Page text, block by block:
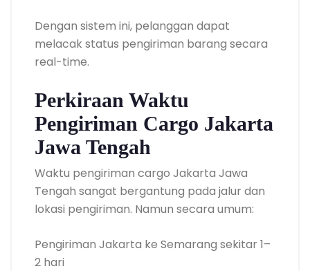
Dengan sistem ini, pelanggan dapat
melacak status pengiriman barang secara
real-time.
Perkiraan Waktu
Pengiriman Cargo Jakarta
Jawa Tengah
Waktu pengiriman cargo Jakarta Jawa
Tengah sangat bergantung pada jalur dan
lokasi pengiriman. Namun secara umum:
Pengiriman Jakarta ke Semarang sekitar 1–
2 hari